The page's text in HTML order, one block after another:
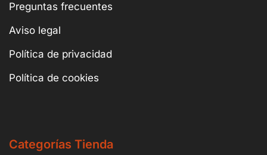
Preguntas frecuentes
Aviso legal
Política de privacidad
Política de cookies
Categorías Tienda